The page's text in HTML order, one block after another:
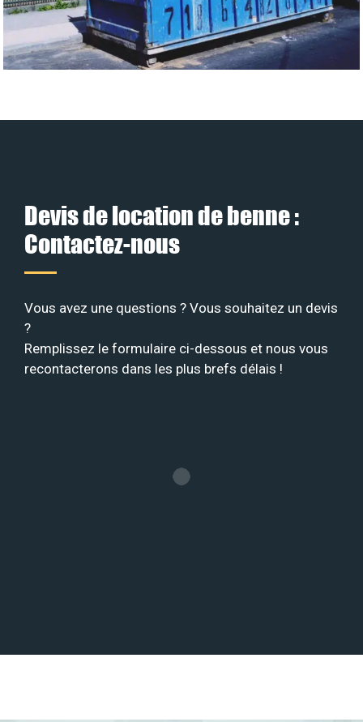
Devis de location de benne :
Contactez-nous
Vous avez une questions ? Vous souhaitez un devis
?
Remplissez le formulaire ci-dessous et nous vous
recontacterons dans les plus brefs délais !